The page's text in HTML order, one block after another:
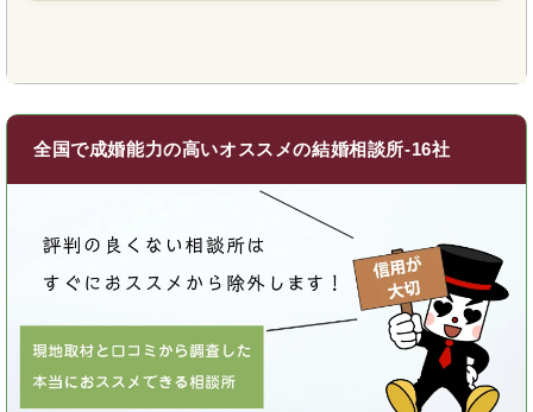
全国で成婚能力の高いオススメの結婚相談所-16社